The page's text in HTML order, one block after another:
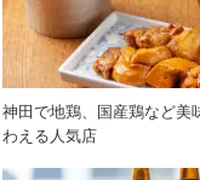
神田で地鶏、国産鶏など美
わえる人気店